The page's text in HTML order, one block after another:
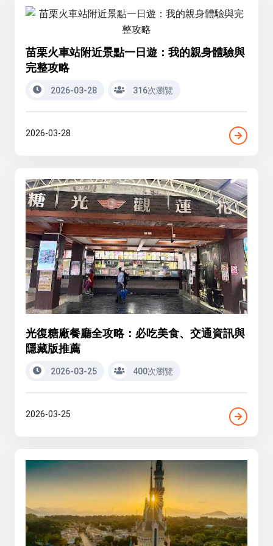
苗栗火車站附近景點一日遊：我的親身體驗與
完整攻略
2026-03-28 316次瀏覽
2026-03-28
光復糖廠餐廳全攻略：必吃美食、交通資訊與
隱藏版推薦
2026-03-25 400次瀏覽
2026-03-25